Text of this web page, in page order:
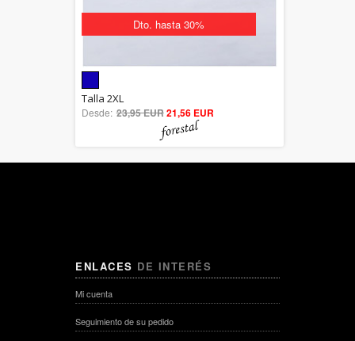
Dto. hasta 30%
out of 5
Talla 2XL
Desde: 23,95 EUR21,56 EUR
ENLACES DE INTERÉS
Mi cuenta
Seguimiento de su pedido